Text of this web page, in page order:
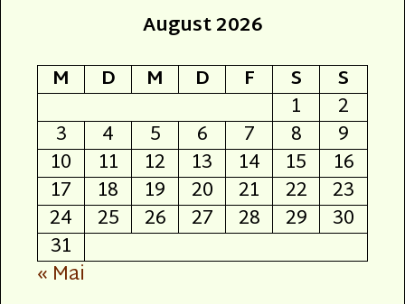
August 2026
M
D M D F S
S
1
2
3
4 5 6 7 8
9
10
11 12 13 14 15
16
17
18 19 20 21 22
23
24
25 26 27 28 29
30
31
« Mai